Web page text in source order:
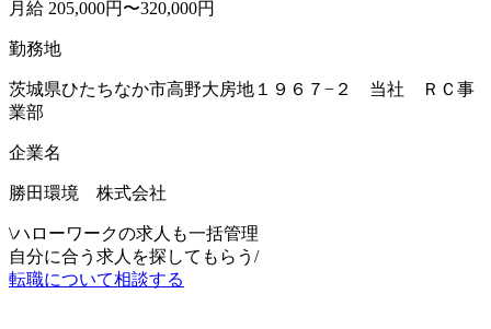
月給 205,000円〜320,000円
勤務地
茨城県ひたちなか市高野大房地１９６７−２ 当社 ＲＣ事
業部
企業名
勝田環境 株式会社
\ハローワークの求人も一括管理
自分に合う求人を探してもらう /
転職について相談する